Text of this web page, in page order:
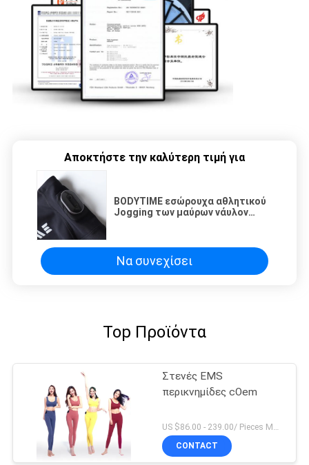
Αποκτήστε την καλύτερη τιμή για
BODYTIME εσώρουχα αθλητικού
Jogging των μαύρων νάυλον
τρέχοντας εσώρουχα
κατάρτισης πεζοπορίας
Να συνεχίσει
Top Προϊόντα
Στενές EMS
περικνημίδες cOem
CONTACT